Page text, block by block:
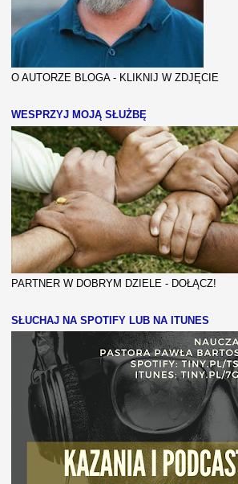
O AUTORZE BLOGA - KLIKNIJ W ZDJĘCIE
WESPRZYJ MOJĄ SŁUŻBĘ
PARTNER W DOBRYM DZIELE - DOŁĄCZ!
SŁUCHAJ NA SPOTIFY LUB NA ITUNES